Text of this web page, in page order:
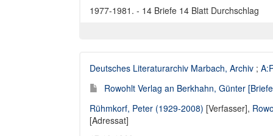
1977-1981. - 14 Briefe 14 Blatt Durchschlag
Deutsches Literaturarchiv Marbach, Archiv ;
Rowohlt Verlag an Berkhahn, Günter
Rühmkorf, Peter (1929-2008) [Verfasser],
[Adressat]